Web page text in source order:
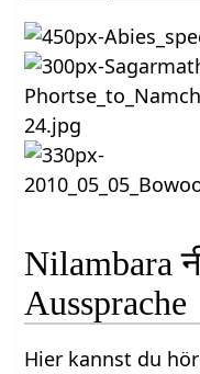
Nilambara
Aussprache
Hier kannst du